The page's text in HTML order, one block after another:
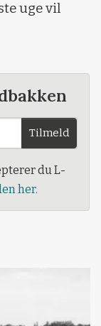
uge vil
Tilmeld
du L-
her.